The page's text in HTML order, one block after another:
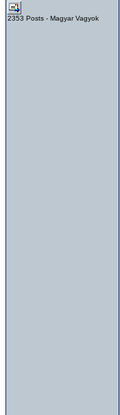
2353 Posts - Magyar Vagyok